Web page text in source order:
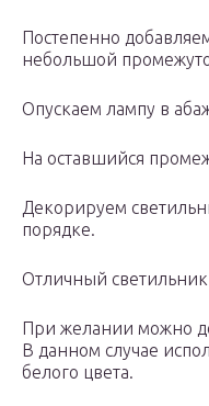
Постепенно
небольшой
Опускаем лампу в
На оставшийся
Декорируем
порядке.
Отличный
При желании можно
В данном случае
белого цвета.